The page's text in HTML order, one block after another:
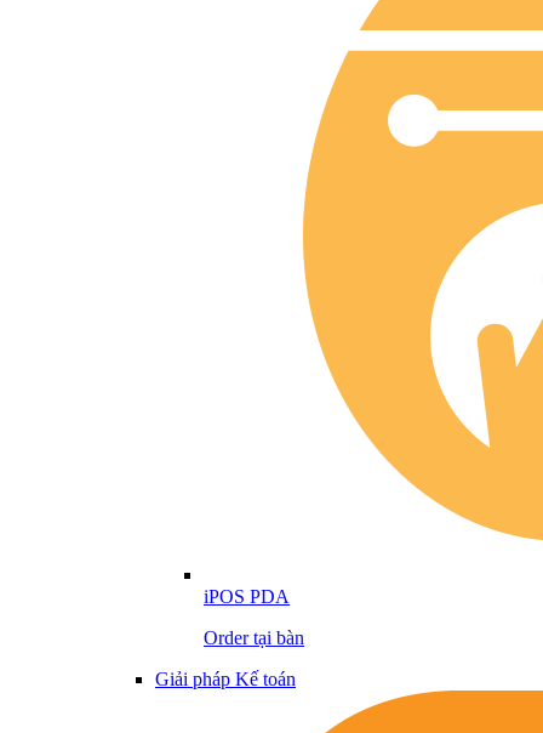
iPOS PDA
Order tại bàn
Giải pháp Kế toán